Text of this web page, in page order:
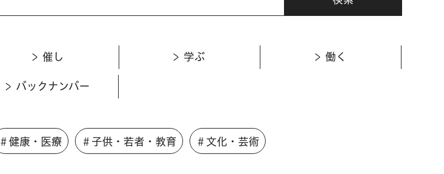
催し 学ぶ 働く
バックナンバー
＃健康・医療 ＃子供・若者・教育 ＃文化・芸術